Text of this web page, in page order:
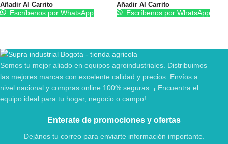
Añadir Al Carrito
Escríbenos por WhatsApp
Añadir Al Carrito
Escríbenos por WhatsApp
Somos tu mejor aliado en equipos agroindustriales. Distribuimos
las mejores marcas con excelente calidad y precios. Envíos a
nivel nacional y compras online 100% seguras. ¡ Encuentra el
equipo ideal para tu hogar, negocio o campo!
Enterate de promociones y ofertas
Dejános tu correo para enviarte información importante.